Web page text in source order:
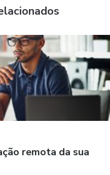
remota da sua